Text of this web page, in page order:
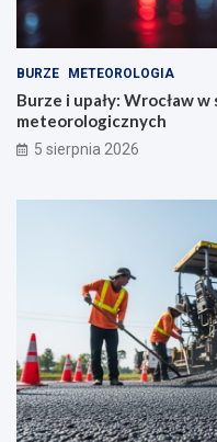
BURZE METEOROLOGIA
Burze i upały: Wrocław
meteorologicznych
5 sierpnia 2026